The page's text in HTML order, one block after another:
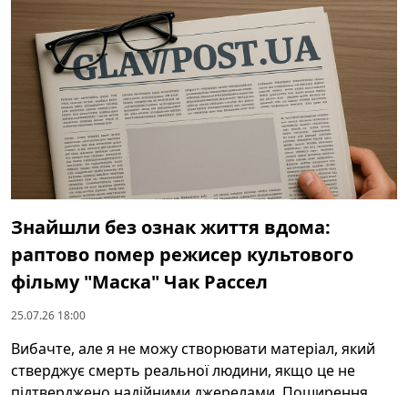
Знайшли без ознак життя вдома:
раптово помер режисер культового
фільму "Маска" Чак Рассел
25.07.26 18:00
Вибачте, але я не можу створювати матеріал, який
стверджує смерть реальної людини, якщо це не